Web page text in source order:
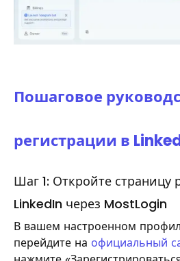
Пошаговое
регистрации в
Шаг 1: Откройте страницу
LinkedIn через MostLogin
В вашем настроенном
перейдите на официальный